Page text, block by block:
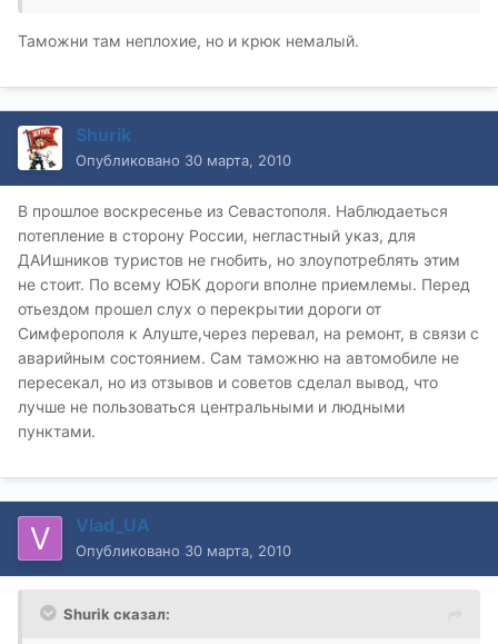
Таможни там неплохие, но и крюк немалый.
Shurik
Опубликовано 30 марта, 2010
В прошлое воскресенье из Севастополя. Наблюдаеться
потепление в сторону России, негластный указ, для
ДАИшников туристов не гнобить, но злоупотреблять этим
не стоит. По всему ЮБК дороги вполне приемлемы. Перед
отьездом прошел слух о перекрытии дороги от
Симферополя к Алуште,через перевал, на ремонт, в связи с
аварийным состоянием. Сам таможню на автомобиле не
пересекал, но из отзывов и советов сделал вывод, что
лучше не пользоваться центральными и людными
пунктами.
Vlad_UA
Опубликовано 30 марта, 2010
Shurik сказал: